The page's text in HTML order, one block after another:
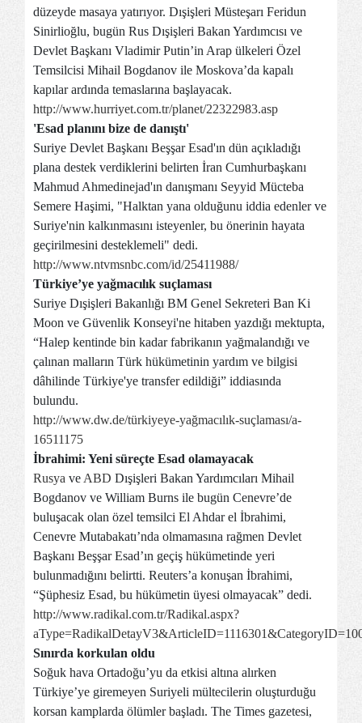
düzeyde masaya yatırıyor. Dışişleri Müsteşarı Feridun
Sinirlioğlu, bugün Rus Dışişleri Bakan Yardımcısı ve
Devlet Başkanı Vladimir Putin’in Arap ülkeleri Özel
Temsilcisi Mihail Bogdanov ile Moskova’da kapalı
kapılar ardında temaslarına başlayacak.
http://www.hurriyet.com.tr/planet/22322983.asp
'Esad planını bize de danıştı'
Suriye Devlet Başkanı Beşşar Esad'ın dün açıkladığı
plana destek verdiklerini belirten İran Cumhurbaşkanı
Mahmud Ahmedinejad'ın danışmanı Seyyid Mücteba
Semere Haşimi, "Halktan yana olduğunu iddia edenler ve
Suriye'nin kalkınmasını isteyenler, bu önerinin hayata
geçirilmesini desteklemeli" dedi.
http://www.ntvmsnbc.com/id/25411988/
Türkiye’ye yağmacılık suçlaması
Suriye Dışişleri Bakanlığı BM Genel Sekreteri Ban Ki
Moon ve Güvenlik Konseyi'ne hitaben yazdığı mektupta,
“Halep kentinde bin kadar fabrikanın yağmalandığı ve
çalınan malların Türk hükümetinin yardım ve bilgisi
dâhilinde Türkiye'ye transfer edildiği” iddiasında
bulundu.
http://www.dw.de/türkiyeye-yağmacılık-suçlaması/a-
16511175
İbrahimi: Yeni süreçte Esad olamayacak
Rusya ve ABD Dışişleri Bakan Yardımcıları Mihail
Bogdanov ve William Burns ile bugün Cenevre’de
buluşacak olan özel temsilci El Ahdar el İbrahimi,
Cenevre Mutabakatı’nda olmamasına rağmen Devlet
Başkanı Beşşar Esad’ın geçiş hükümetinde yeri
bulunmadığını belirtti. Reuters’a konuşan İbrahimi,
“Şüphesiz Esad, bu hükümetin üyesi olmayacak” dedi.
http://www.radikal.com.tr/Radikal.aspx?
Sınırda korkulan oldu
Soğuk hava Ortadoğu’yu da etkisi altına alırken
Türkiye’ye giremeyen Suriyeli mültecilerin oluşturduğu
korsan kamplarda ölümler başladı. The Times gazetesi,